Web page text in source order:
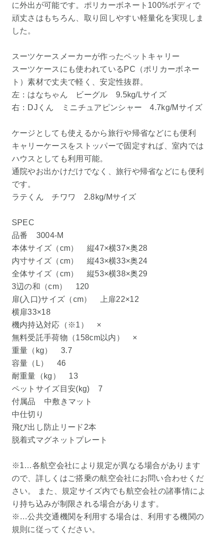
に外出が可能です。ポリカーボネート100%ボディで
頑丈さはもちろん、取り回しやすい軽量化を実現しま
した。
スーツケースメーカーが作ったペットキャリー
スーツケースにも使われているPC（ポリカーボネー
ト）素材で丈夫で軽く、安定性抜群。
左：はなちゃん ビーグル 9.5kg/Lサイズ
右：DJくん ミニチュアピンシャー 4.7kg/Mサイズ
ケージとしても使えるから旅行や帰省などにも便利
キャリーケースをストッパーで固定すれば、室内では
ハウスとしても利用可能。
通院やお出かけだけでなく、旅行や帰省などにも便利
です。
ラテくん チワワ 2.8kg/Mサイズ
SPEC
品番 3004-M
本体サイズ（cm） 縦47×横37×奥28
内寸サイズ（cm） 縦43×横33×奥24
全体サイズ（cm） 縦53×横38×奥29
3辺の和（cm） 120
扉(入口)サイズ（cm） 上扉22×12
横扉33×18
機内持込対応（※1） ×
無料受託手荷物（158cm以内） ×
重量（kg） 3.7
容量（L） 46
耐重量（kg） 13
ペットサイズ目安(kg) 7
付属品 中敷きマット
中仕切り
飛び出し防止リード2本
脱着式マグネットプレート
※1…各航空会社により規定が異なる場合があります
ので、詳しくはご搭乗の航空会社にお問い合わせくだ
さい。 また、規定サイズ内でも航空会社の諸事情によ
り持ち込みが制限される場合があります。
※…公共交通機関を利用する場合は、利用する機関の
規則に従ってください。